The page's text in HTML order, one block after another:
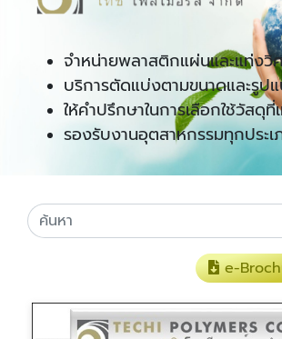
จำหน่ายพลาสติกแผ่นและแท่งวิ
บริการตัดแบ่งตามขนาดและรูป
ให้คำปรึกษาในการเลือกใช้วัสดุที่
รองรับงานอุตสาหกรรมทุกประเ
e-